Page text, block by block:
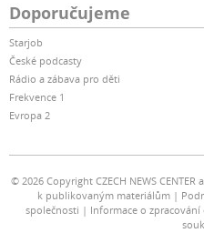
Doporučujeme
Starjob
České podcasty
Rádio a zábava pro děti
Frekvence 1
Evropa 2
© 2026 Copyright CZECH NEWS
k publikovaným materiálům
společnosti
Informace o